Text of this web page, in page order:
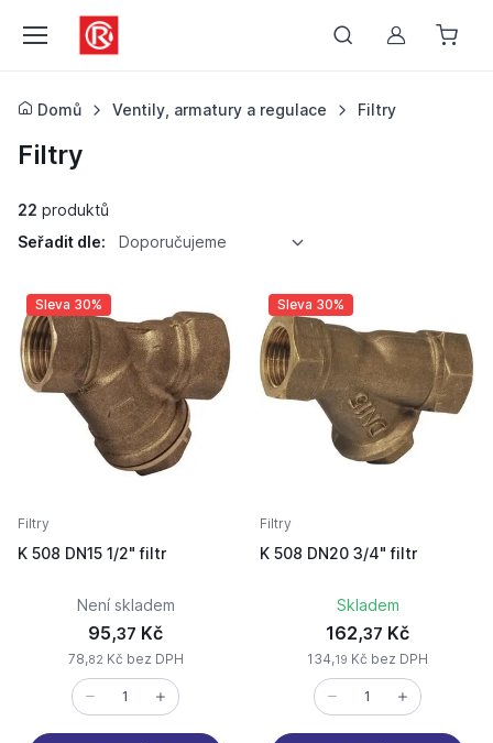
Můj účet
Domů Ventily, armatury a regulace Filtry
Filtry
22 produktů
Seřadit dle:
Doporučujeme
Sleva 30%
Filtry
K 508 DN15 1/2" filtr
Není skladem
95,37 Kč
78,82 Kč bez DPH
Sleva 30%
Filtry
K 508 DN20 3/4" filtr
Skladem
162,37 Kč
134,19 Kč bez DPH